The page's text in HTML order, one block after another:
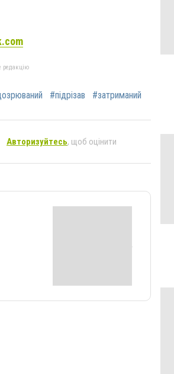
редакцію
#підрізав #затриманий
Авторизуйтесь, щоб оцінити